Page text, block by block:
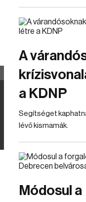
A
a KDNP
Segítséget
lévő kismamák.
Módosul a